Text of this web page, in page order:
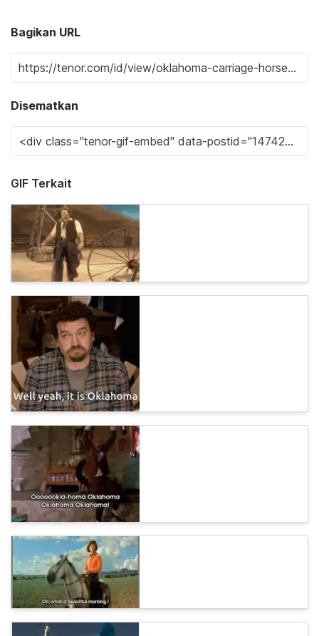
Bagikan URL
Disematkan
GIF Terkait